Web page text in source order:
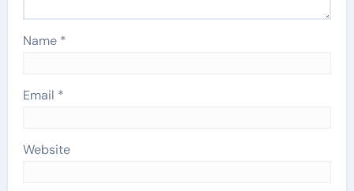
Name *
Email *
Website